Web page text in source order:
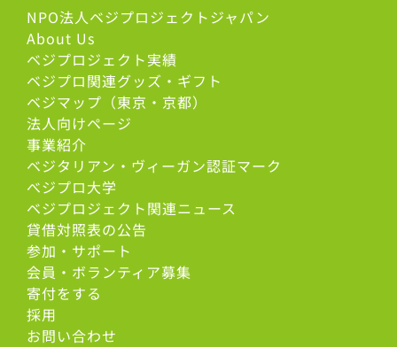
NPO法人ベジプロジェクトジャパン
About Us
ベジプロジェクト実績
ベジプロ関連グッズ・ギフト
ベジマップ（東京・京都）
法人向けページ
事業紹介
ベジタリアン・ヴィーガン認証マーク
べジプロ大学
ベジプロジェクト関連ニュース
貸借対照表の公告
参加・サポート
会員・ボランティア募集
寄付をする
採用
お問い合わせ